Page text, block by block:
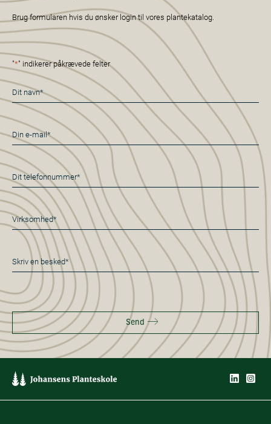
Brug formularen hvis du ønsker login til vores plantekatalog.
"*" indikerer påkrævede felter
Navn
*
E-
mail
*
Telefon
*
Virksomhed*
*
Besked
*
Send